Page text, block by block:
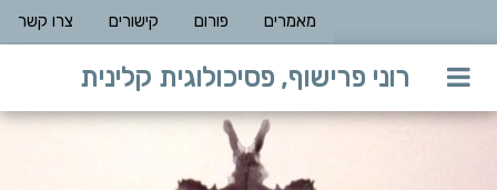
מאמרים פורום קישורים צרו קשר
רוני פרישוף, פסיכולוגית קלינית